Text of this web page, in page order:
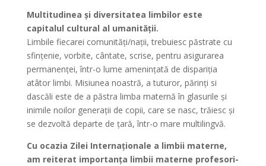
Multitudinea şi diversitatea limbilor este
capitalul cultural al umanităţii.
Limbile fiecarei comunități/nații, trebuiesc păstrate cu
sfințenie, vorbite, cântate, scrise, pentru asigurarea
permanenței, într-o lume amenințată de dispariția
atâtor limbi. Misiunea noastră, a tuturor, părinți si
dascăli este de a păstra limba maternă în glasurile și
inimile noilor generații de copii, care se nasc, trăiesc și
se dezvoltă departe de țară, într-o mare multilingvă.
Cu ocazia Zilei Internaționale a limbii materne,
am reiterat importanța limbii materne profesori-